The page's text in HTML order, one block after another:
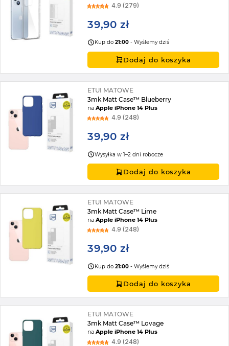
4.9 (279)
39,90 zł
Kup do21:00 - Wyślemy dziś
Dodaj do koszyka
ETUI MATOWE
3mk Matt Case™ Blueberry
naApple iPhone 14 Plus
4.9 (248)
39,90 zł
Wysyłka w 1–2 dni robocze
Dodaj do koszyka
ETUI MATOWE
3mk Matt Case™ Lime
naApple iPhone 14 Plus
4.9 (248)
39,90 zł
Kup do21:00 - Wyślemy dziś
Dodaj do koszyka
ETUI MATOWE
3mk Matt Case™ Lovage
naApple iPhone 14 Plus
4.9 (248)